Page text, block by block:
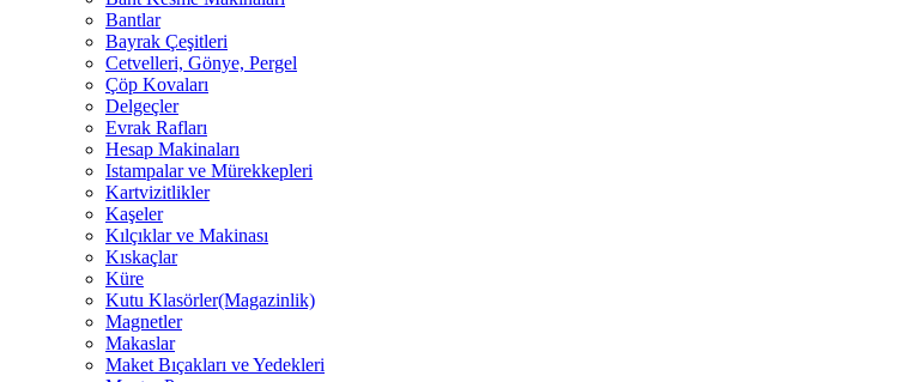
Bantlar
Bayrak Çeşitleri
Cetvelleri, Gönye, Pergel
Çöp Kovaları
Delgeçler
Evrak Rafları
Hesap Makinaları
Istampalar ve Mürekkepleri
Kartvizitlikler
Kaşeler
Kılçıklar ve Makinası
Kıskaçlar
Küre
Kutu Klasörler(Magazinlik)
Magnetler
Makaslar
Maket Bıçakları ve Yedekleri